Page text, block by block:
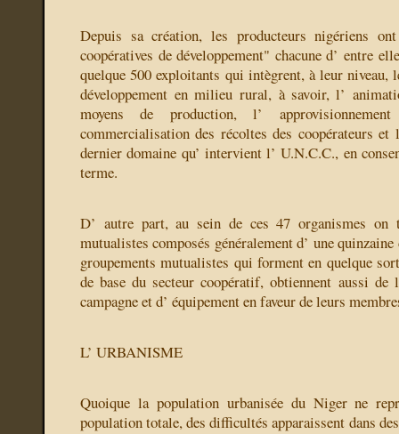
Depuis sa création, les producteurs nigériens
coopératives de développement" chacune d’ entre
quelque 500 exploitants qui intègrent, à leur niveau,
développement en milieu rural, à savoir, l’
moyens de production, l’
commercialisation des récoltes des coopérateurs
dernier domaine qu’ intervient l’ U.N.C.C., en
terme.
D’ autre part, au sein de ces 47 organismes on
mutualistes composés généralement d’ une
groupements mutualistes qui forment en quelque
de base du secteur coopératif, obtiennent aussi
campagne et d’ équipement en faveur de leurs
L’ URBANISME
Quoique la population urbanisée du Niger ne
population totale, des difficultés apparaissent dans